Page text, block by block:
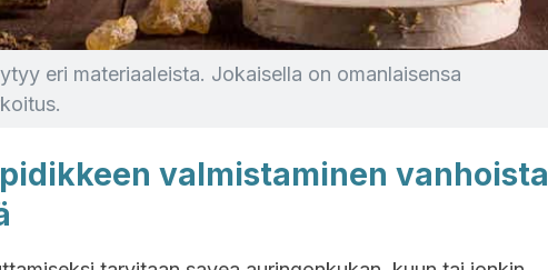
eri materiaaleista. Jokaisella on omanlaisensa
valmistaminen vanhoista